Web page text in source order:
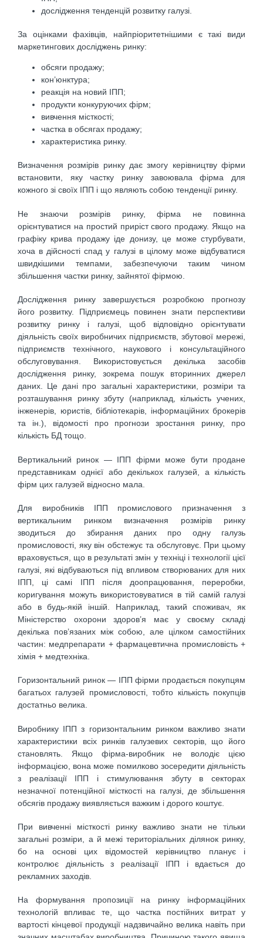
дослідження тенденцій розвитку галузі.
За оцінками фахівців, найпріоритетнішими є такі види
маркетингових досліджень ринку:
обсяги продажу;
кон’юнктура;
реакція на новий ІПП;
продукти конкуруючих фірм;
вивчення місткості;
частка в обсягах продажу;
характеристика ринку.
Визначення розмірів ринку дає змогу керівництву фірми
встановити, яку частку ринку завоювала фірма для
кожного зі своїх ІПП і що являють собою тенденції ринку.
Не знаючи розмірів ринку, фірма не повинна
орієнтуватися на простий приріст свого продажу. Якщо на
графіку крива продажу іде донизу, це може стурбувати,
хоча в дійсності спад у галузі в цілому може відбуватися
швидкішими темпами, забезпечуючи таким чином
збільшення частки ринку, зайнятої фірмою.
Дослідження ринку завершується розробкою прогнозу
його розвитку. Підприємець повинен знати перспективи
розвитку ринку і галузі, щоб відповідно орієнтувати
діяльність своїх виробничих підприємств, збутової мережі,
підприємств технічного, наукового і консультаційного
обслуговування. Використовується декілька засобів
дослідження ринку, зокрема пошук вторинних джерел
даних. Це дані про загальні характеристики, розміри та
розташування ринку збуту (наприклад, кількість учених,
інженерів, юристів, бібліотекарів, інформаційних брокерів
та ін.), відомості про прогнози зростання ринку, про
кількість БД тощо.
Вертикальний ринок — ІПП фірми може бути продане
представникам однієї або декількох галузей, а кількість
фірм цих галузей відносно мала.
Для виробників ІПП промислового призначення з
вертикальним ринком визначення розмірів ринку
зводиться до збирання даних про одну галузь
промисловості, яку він обстежує та обслуговує. При цьому
враховується, що в результаті змін у техніці і технології цієї
галузі, які відбуваються під впливом створюваних для них
ІПП, ці самі ІПП після доопрацювання, переробки,
коригування можуть використовуватися в тій самій галузі
або в будь-якій іншій. Наприклад, такий споживач, як
Міністерство охорони здоров’я має у своєму складі
декілька пов’язаних між собою, але цілком самостійних
частин: медпрепарати + фармацевтична промисловість +
хімія + медтехніка.
Горизонтальний ринок — ІПП фірми продається покупцям
багатьох галузей промисловості, тобто кількість покупців
достатньо велика.
Виробнику ІПП з горизонтальним ринком важливо знати
характеристики всіх ринків галузевих секторів, що його
становлять. Якщо фірма-виробник не володіє цією
інформацією, вона може помилково зосередити діяльність
з реалізації ІПП і стимулювання збуту в секторах
незначної потенційної місткості на галузі, де збільшення
обсягів продажу виявляється важким і дорого коштує.
При вивченні місткості ринку важливо знати не тільки
загальні розміри, а й межі територіальних ділянок ринку,
бо на основі цих відомостей керівництво планує і
контролює діяльність з реалізації ІПП і вдається до
рекламних заходів.
На формування пропозиції на ринку інформаційних
технологій впливає те, що частка постійних витрат у
вартості кінцевої продукції надзвичайно велика навіть при